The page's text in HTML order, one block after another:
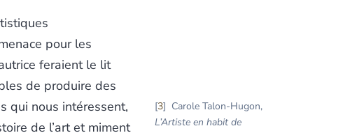
pour les
feraient le lit
de produire des
qui nous intéressent,
de l’art et miment
3
Carole Talon-Hugon,
L’Artiste en habit de